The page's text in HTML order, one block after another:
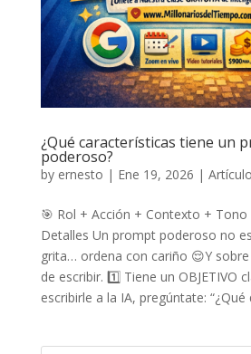
¿Qué características tiene un
poderoso?
by ernesto | Ene 19, 2026 |
🎯 Rol + Acción + Contexto +
Detalles Un prompt poderoso no
grita… ordena con cariño 😌Y
de escribir. 1️⃣ Tiene un OBJETIVO
escribirle a la IA, pregúntate: “¿Qué